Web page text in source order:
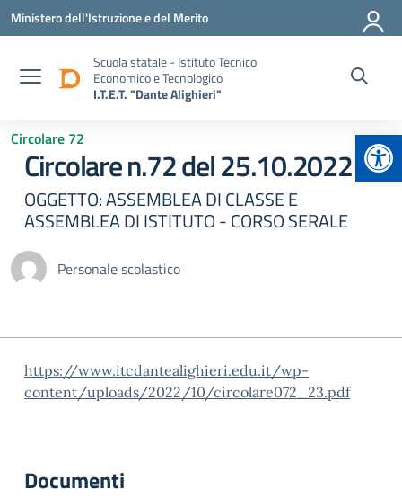
Vai ai contenuti
Vai al menu di navigazione
Vai al footer
Ministero dell'Istruzione e del Merito
Scuola statale - Istituto Tecnico
Economico e Tecnologico
I.T.E.T. "Dante Alighieri"
Circolare 72
Circolare n.72 del 25.10.2022
OGGETTO: ASSEMBLEA DI CLASSE E
ASSEMBLEA DI ISTITUTO - CORSO SERALE
Personale scolastico
https://www.itcdantealighieri.edu.it/wp-
content/uploads/2022/10/circolare072_23.pdf
Documenti